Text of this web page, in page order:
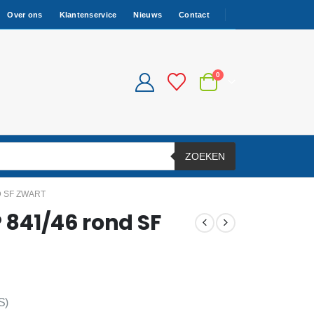
Over ons Klantenservice Nieuws Contact
0
ZOEKEN
SF ZWART
46 rond SF